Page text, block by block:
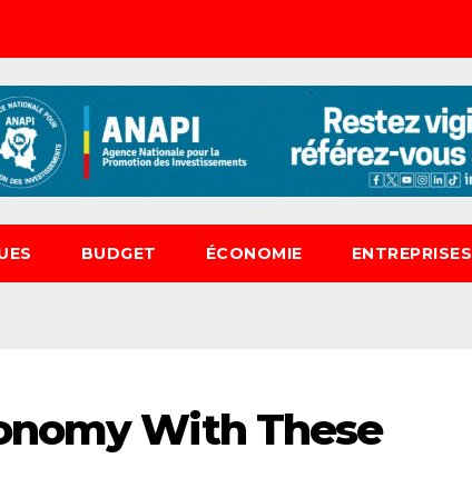
BUDGET ÉCONOMIE ENTREPRISES
With These